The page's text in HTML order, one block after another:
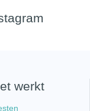
werkt